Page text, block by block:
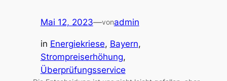
Mai 12, 2023—vonadmin
in Energiekriese, Bayern
Strompreiserhöhung
Überprüfungsservice